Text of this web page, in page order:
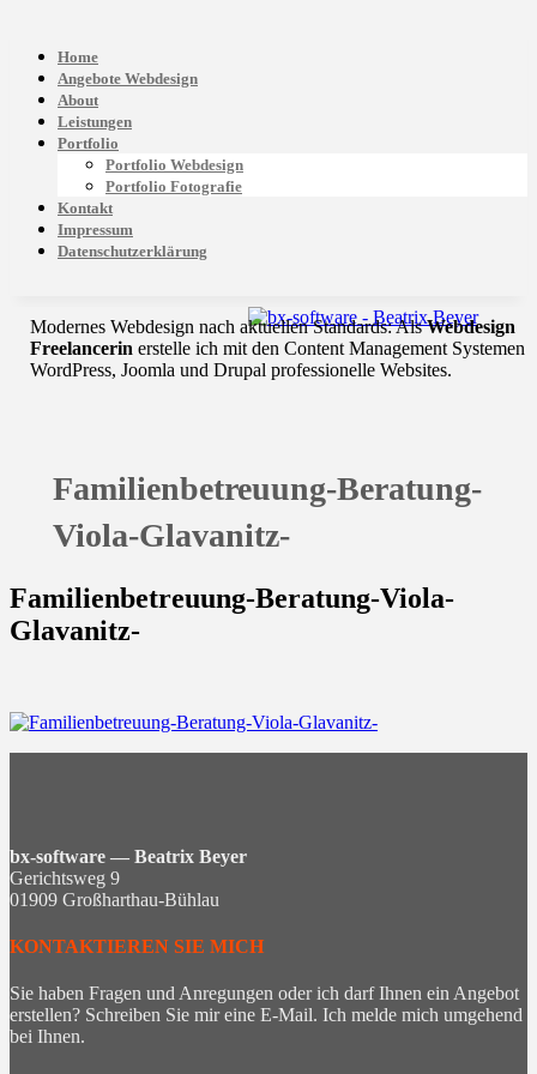
Home
Angebote Webdesign
About
Leistungen
Portfolio
Portfolio Webdesign
Portfolio Fotografie
Kontakt
Impressum
Datenschutzerklärung
Modernes Webdesign nach aktuellen Standards: AlsWebdesign
Freelancerin erstelle ich mit den Content Management Systemen
WordPress, Joomla und Drupal professionelle Websites.
Familienbetreuung-Beratung-
Viola-Glavanitz-
Familienbetreuung-Beratung-Viola-
Glavanitz-
bx-software — Beatrix Beyer
Gerichtsweg 9
01909 Großharthau-Bühlau
KONTAKTIEREN SIE MICH
Sie haben Fragen und Anregungen oder ich darf Ihnen ein Angebot
erstellen? Schreiben Sie mir eine E-Mail. Ich melde mich umgehend
bei Ihnen.